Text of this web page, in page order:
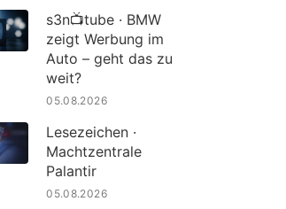
s3n📺tube · BMW
zeigt Werbung im
Auto – geht das zu
weit?
05.08.2026
Lesezeichen ·
Machtzentrale
Palantir
05.08.2026